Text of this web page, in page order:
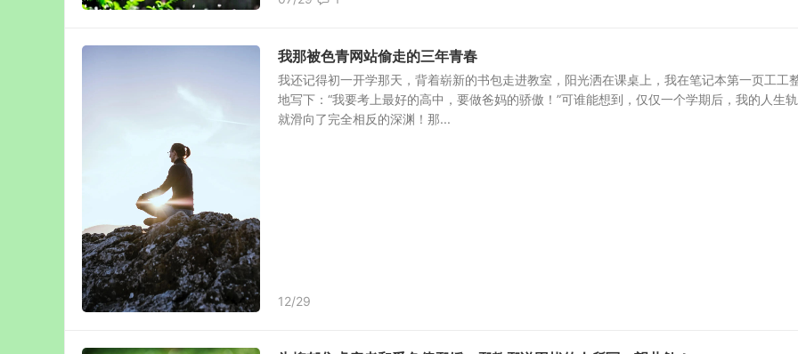
我那被色青网站偷走的三年青春
我还记得初一开学那天，背着崭新的书包走进教室，阳光洒在课桌上，我在笔记本第一页工工
地写下：“我要考上最好的高中，要做爸妈的骄傲！”可谁能想到，仅仅一个学期后，我的人生
就滑向了完全相反的深渊！那...
12/29